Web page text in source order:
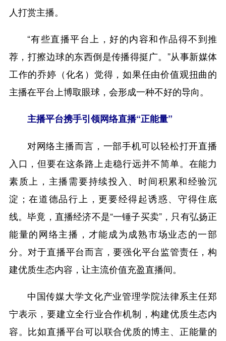
人打赏主播。
“有些直播平台上，好的内容和作品得不到推
荐，打擦边球的东西倒是传播得挺广。”从事新媒体
工作的乔婷（化名）觉得，如果任由价值观扭曲的
主播在平台上博取眼球，会形成一种不好的导向。
主播平台携手引领网络直播“正能量”
对网络主播而言，一部手机可以轻松打开直播
入口，但要在这条路上走稳行远并不简单。在能力
素质上，主播需要持续投入、时间积累和经验沉
淀；在道德品行上，更要经得起诱惑、守得住底
线。毕竟，直播经济不是“一锤子买卖”，只有弘扬正
能量的网络主播，才能成为成熟市场业态的一部
分。对于直播平台而言，要强化平台监管责任，构
建优质生态内容，让主流价值充盈直播间。
中国传媒大学文化产业管理学院法律系主任郑
宁表示，要建立全行业合作机制，构建优质生态内
容。比如直播平台可以联合优质的博主、正能量的